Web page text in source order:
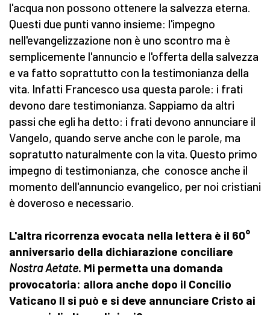
l'acqua non possono ottenere la salvezza eterna.
Questi due punti vanno insieme: l'impegno
nell'evangelizzazione non è uno scontro ma è
semplicemente l'annuncio e l'offerta della salvezza
e va fatto soprattutto con la testimonianza della
vita. Infatti Francesco usa questa parole: i frati
devono dare testimonianza. Sappiamo da altri
passi che egli ha detto: i frati devono annunciare il
Vangelo, quando serve anche con le parole, ma
sopratutto naturalmente con la vita. Questo primo
impegno di testimonianza, che conosce anche il
momento dell'annuncio evangelico, per noi cristiani
è doveroso e necessario.
L'altra ricorrenza evocata nella lettera è il 60°
anniversario della dichiarazione conciliare
Nostra Aetate. Mi permetta una domanda
provocatoria: allora anche dopo il Concilio
Vaticano II si può e si deve annunciare Cristo ai